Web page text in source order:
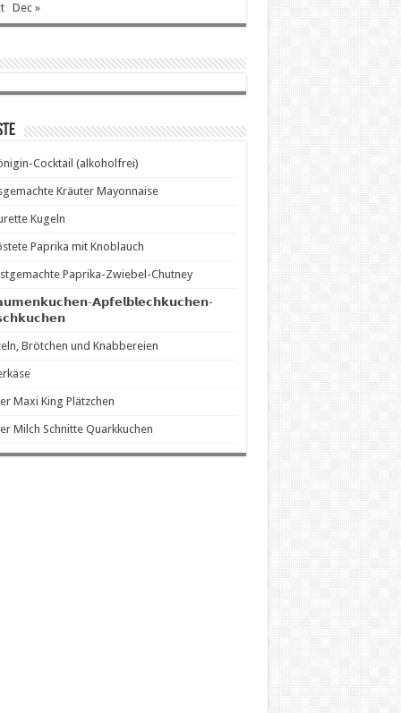
Dec »
Cocktail (alkoholfrei)
Kräuter Mayonnaise
Kugeln
Paprika mit Knoblauch
Paprika-Zwiebel-Chutney
𝗔𝗽𝗳𝗲𝗹𝗯𝗹𝗲𝗰𝗵𝗸𝘂𝗰𝗵𝗲𝗻-
Brötchen und Knabbereien
Maxi King Plätzchen
Milch Schnitte Quarkkuchen